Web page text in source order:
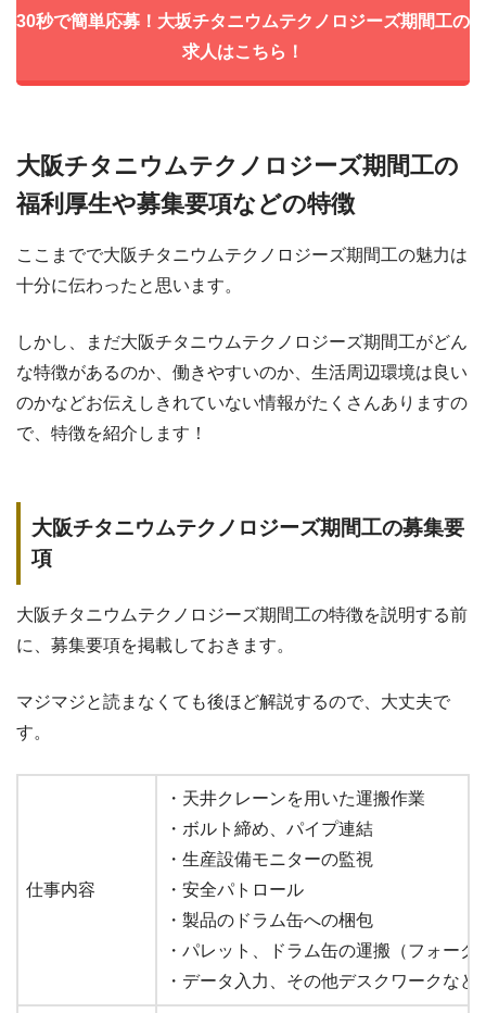
30秒で簡単応募！大坂チタニウムテクノロジーズ期間工の
求人はこちら！
大阪チタニウムテクノロジーズ期間工の
福利厚生や募集要項などの特徴
ここまでで大阪チタニウムテクノロジーズ期間工の魅力は
十分に伝わったと思います。
しかし、まだ大阪チタニウムテクノロジーズ期間工がどん
な特徴があるのか、働きやすいのか、生活周辺環境は良い
のかなどお伝えしきれていない情報がたくさんありますの
で、特徴を紹介します！
大阪チタニウムテクノロジーズ期間工の募集要
項
大阪チタニウムテクノロジーズ期間工の特徴を説明する前
に、募集要項を掲載しておきます。
マジマジと読まなくても後ほど解説するので、大丈夫で
す。
仕事内容
・天井クレーンを用いた運搬作業
・ボルト締め、パイプ連結
・生産設備モニターの監視
・安全パトロール
・製品のドラム缶への梱包
・パレット、ドラム缶の運搬（フォーク
・データ入力、その他デスクワークなど